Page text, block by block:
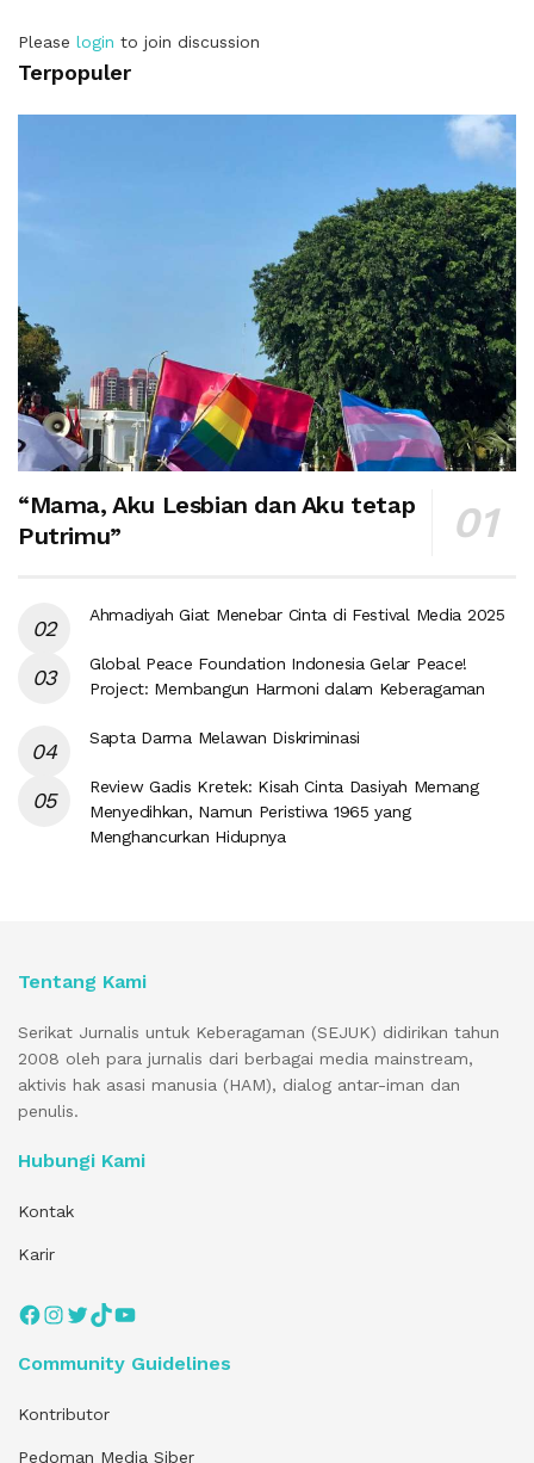
Please login to join discussion
Terpopuler
“Mama, Aku Lesbian dan Aku tetap
Putrimu”
Ahmadiyah Giat Menebar Cinta di Festival Media 2025
Global Peace Foundation Indonesia Gelar Peace!
Project: Membangun Harmoni dalam Keberagaman
Sapta Darma Melawan Diskriminasi
Review Gadis Kretek: Kisah Cinta Dasiyah Memang
Menyedihkan, Namun Peristiwa 1965 yang
Menghancurkan Hidupnya
Tentang Kami
Serikat Jurnalis untuk Keberagaman (SEJUK) didirikan tahun
2008 oleh para jurnalis dari berbagai media mainstream,
aktivis hak asasi manusia (HAM), dialog antar-iman dan
penulis.
Hubungi Kami
Kontak
Karir
Facebook
Instagram
Twitter
TikTokYouTube
Community Guidelines
Kontributor
Pedoman Media Siber